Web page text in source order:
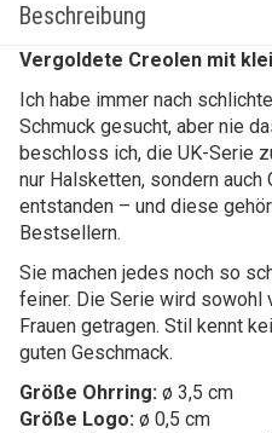
Beschreibung
Vergoldete Creolen mit
Ich habe immer nach
Schmuck gesucht, aber nie
beschloss ich, die UK-Serie
nur Halsketten, sondern auch
entstanden – und diese
Bestsellern.
Sie machen jedes noch so
feiner. Die Serie wird sowohl
Frauen getragen. Stil kennt
guten Geschmack.
Größe Ohrring: ø 3,5 cm
Größe Logo: ø 0,5 cm